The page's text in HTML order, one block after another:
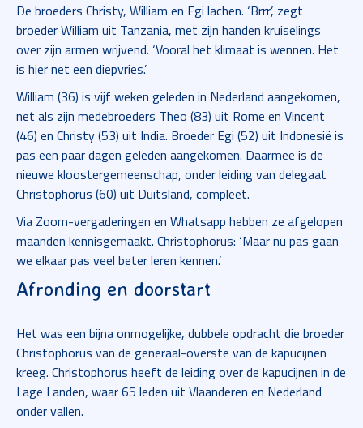
De broeders Christy, William en Egi lachen. ‘Brrr’, zegt
broeder William uit Tanzania, met zijn handen kruiselings
over zijn armen wrijvend. ‘Vooral het klimaat is wennen. Het
is hier net een diepvries.’
William (36) is vijf weken geleden in Nederland aangekomen,
net als zijn medebroeders Theo (83) uit Rome en Vincent
(46) en Christy (53) uit India. Broeder Egi (52) uit Indonesië is
pas een paar dagen geleden aangekomen. Daarmee is de
nieuwe kloostergemeenschap, onder leiding van delegaat
Christophorus (60) uit Duitsland, compleet.
Via Zoom-vergaderingen en Whatsapp hebben ze afgelopen
maanden kennisgemaakt. Christophorus: ‘Maar nu pas gaan
we elkaar pas veel beter leren kennen.’
Afronding en doorstart
Het was een bijna onmogelijke, dubbele opdracht die broeder
Christophorus van de generaal-overste van de kapucijnen
kreeg. Christophorus heeft de leiding over de kapucijnen in de
Lage Landen, waar 65 leden uit Vlaanderen en Nederland
onder vallen.